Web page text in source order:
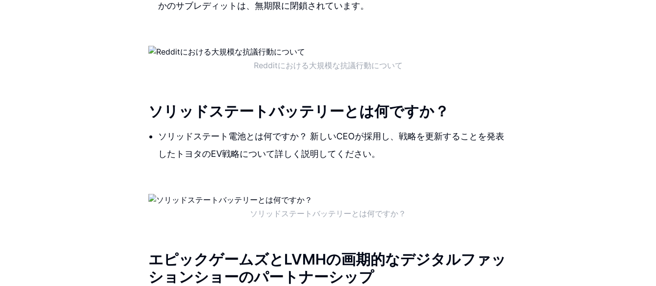
かのサブレディットは、無期限に閉鎖されています。
Redditにおける大規模な抗議行動について
ソリッドステートバッテリーとは何ですか？
ソリッドステート電池とは何ですか？ 新しいCEOが採用し、戦略を更新することを発表
したトヨタのEV戦略について詳しく説明してください。
ソリッドステートバッテリーとは何ですか？
エピックゲームズとLVMHの画期的なデジタルファッ
ションショーのパートナーシップ